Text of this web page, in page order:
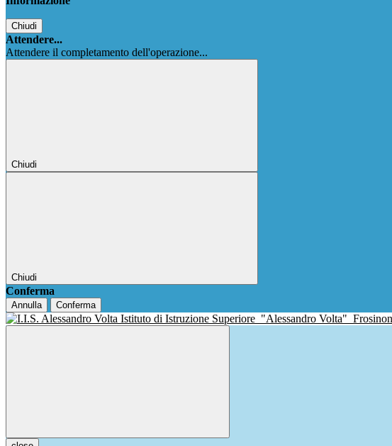
Chiudi
Attendere...
Attendere il completamento dell'operazione...
Chiudi
Chiudi
Conferma
Annulla Conferma
Istituto di Istruzione Superiore "Alessandro Volta"